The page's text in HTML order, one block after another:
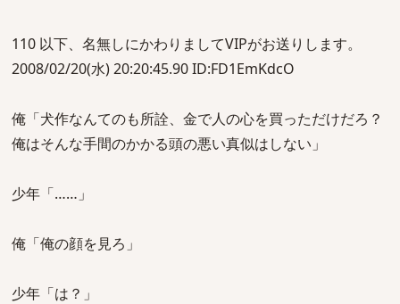
110 以下、名無しにかわりましてVIPがお送りします。
2008/02/20(水) 20:20:45.90 ID:FD1EmKdcO
俺「犬作なんてのも所詮、金で人の心を買っただけだろ？
俺はそんな手間のかかる頭の悪い真似はしない」
少年「……」
俺「俺の顔を見ろ」
少年「は？」